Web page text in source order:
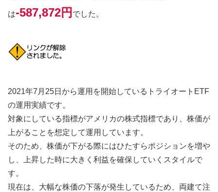
は-587,872円 でした。
2021年7月25日から運用を開始しているトライオートETF
の運用実績です。
対象にしている指標がアメリカの株式指標であり、株価が
上がることを想定して運用しています。
そのため、株価が下がる際にはひたすらポジションを増や
し、上昇した時に大きく利益を確保していくスタイルで
す。
現在は、大幅な株価の下落が発生しているため、両建て注